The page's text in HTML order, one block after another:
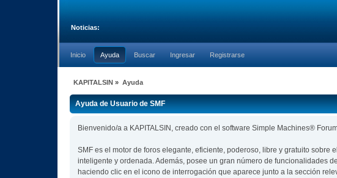
Noticias:
Inicio Ayuda Buscar Ingresar Registrarse
KAPITALSIN » Ayuda
Ayuda de Usuario de SMF
Bienvenido/a a KAPITALSIN, creado con el software Simple Machines®
SMF es el motor de foros elegante, eficiente, poderoso, libre y gratuito
inteligente y ordenada. Además, posee un gran número de funcionalidades
haciendo clic en el icono de interrogación que aparece junto a la sección